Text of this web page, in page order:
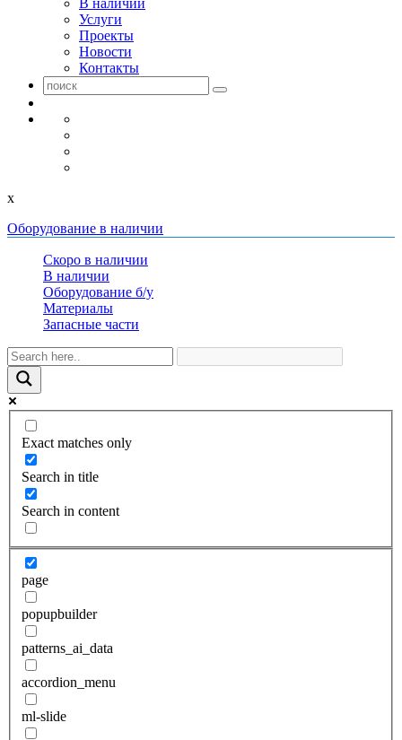
В наличии
Услуги
Проекты
Новости
Контакты
x
Оборудование в наличии
Скоро в наличии
В наличии
Оборудование б/у
Материалы
Запасные части
Exact matches only
Search in title
Search in content
page
popupbuilder
patterns_ai_data
accordion_menu
ml-slide